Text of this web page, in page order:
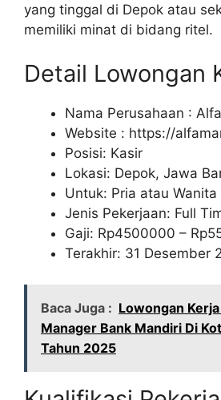
yang tinggal di Depok atau
memiliki minat di bidang ritel.
Detail Lowongan
Nama Perusahaan :
Website : https://
Posisi: Kasir
Lokasi: Depok, Jawa
Untuk: Pria atau Wanita
Jenis Pekerjaan: Full
Gaji: Rp4500000 – Rp
Terakhir: 31 Desember
Baca Juga : Lowongan
Manager Bank Mandiri Di
Tahun 2025